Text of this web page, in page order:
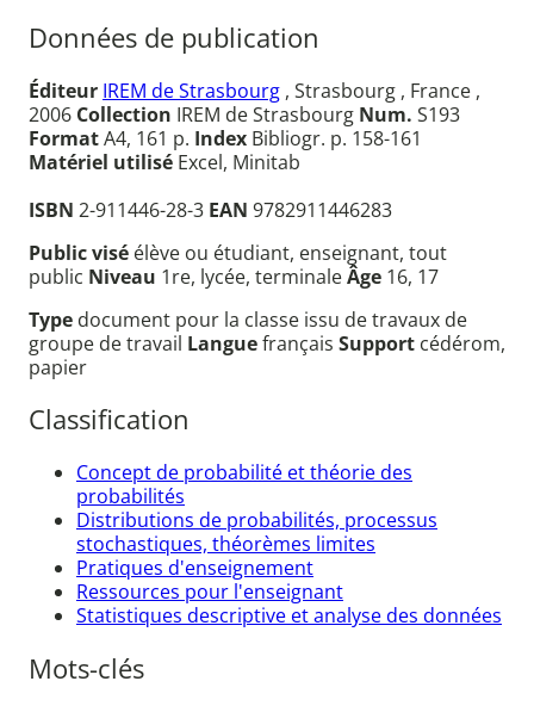
Données de publication
Éditeur IREM de Strasbourg , Strasbourg , France ,
2006 Collection IREM de Strasbourg Num. S193
FormatA4, 161 p. Index Bibliogr. p. 158-161
Matériel utilisé Excel, Minitab
ISBN 2-911446-28-3 EAN 9782911446283
Public visé élève ou étudiant, enseignant, tout
public Niveau 1re, lycée, terminaleÂge 16, 17
Type document pour la classe issu de travaux de
groupe de travail Languefrançais Support cédérom,
papier
Classification
Concept de probabilité et théorie des
probabilités
Distributions de probabilités, processus
stochastiques, théorèmes limites
Pratiques d'enseignement
Ressources pour l'enseignant
Statistiques descriptive et analyse des données
Mots-clés